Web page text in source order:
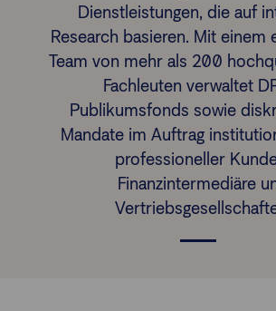
Finanzberatende
Anlegende
Newsletter
Dienstleistungen, die auf
Research basieren. Mit einem
Team von mehr als 200
Fachleuten verwaltet
Publikumsfonds sowie
Mandate im Auftrag
professioneller
Finanzintermediäre